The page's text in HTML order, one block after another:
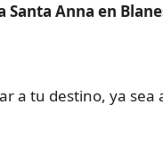
Anna en
a tu destino, ya